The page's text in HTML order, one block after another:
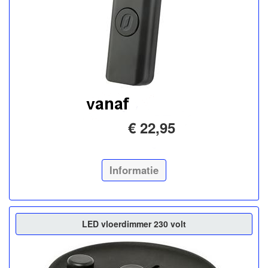
€ 22,95
Informatie
LED vloerdimmer 230 volt